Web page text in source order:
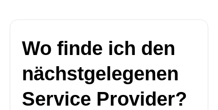
Wo finde ich den
nächstgelegenen
Service Provider?